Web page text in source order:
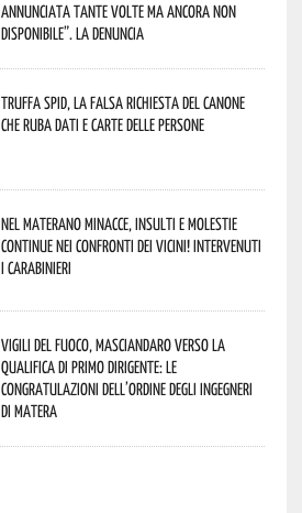
annunciata tante volte ma ancora non
disponibile”. La denuncia
Truffa Spid, la falsa richiesta del canone
che ruba dati e carte delle persone
Nel materano minacce, insulti e molestie
continue nei confronti dei vicini! Intervenuti
i Carabinieri
Vigili del Fuoco, Masciandaro verso la
qualifica di Primo Dirigente: le
congratulazioni dell’Ordine degli Ingegneri
di Matera